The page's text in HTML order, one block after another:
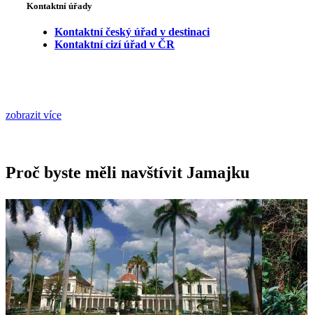
Kontaktní úřady
Kontaktní český úřad v destinaci
Kontaktní cizí úřad v ČR
zobrazit více
Proč byste měli navštívit Jamajku